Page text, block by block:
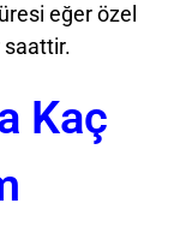
eğer özel
saattir.
Kaç